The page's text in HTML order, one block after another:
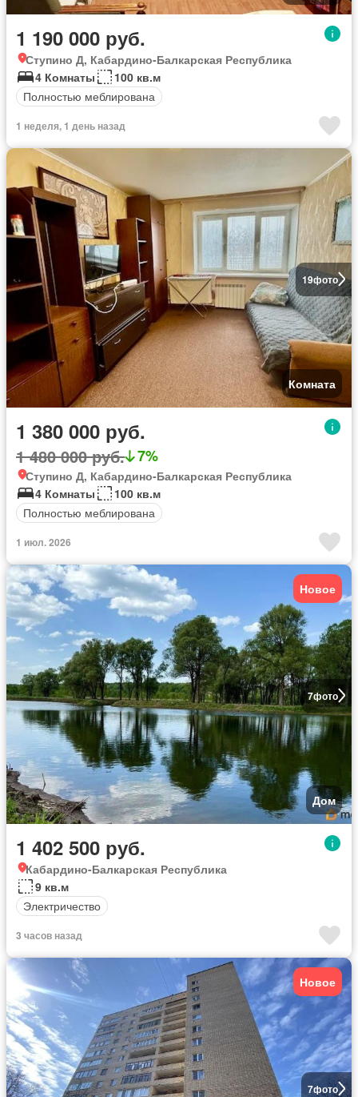
1 190 000 руб.
Ступино Д, Кабардино-Балкарская Республика
4 Комнаты
100 кв.м
Полностью меблирована
1 неделя, 1 день назад
19фото
Комната
1 380 000 руб.
1 480 000 руб. 7%
Ступино Д, Кабардино-Балкарская Республика
4 Комнаты
100 кв.м
Полностью меблирована
1 июл. 2026
7фото
Новое
Дом
1 402 500 руб.
Кабардино-Балкарская Республика
9 кв.м
Электричество
3 часов назад
7фото
Новое